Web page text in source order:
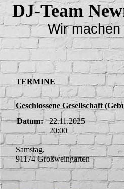
DJ-Team
Wir
TERMINE
Geschlossene Gesellschaft
Datum:
22.11.2025
20:00
Samstag,
91174 Großweingarten